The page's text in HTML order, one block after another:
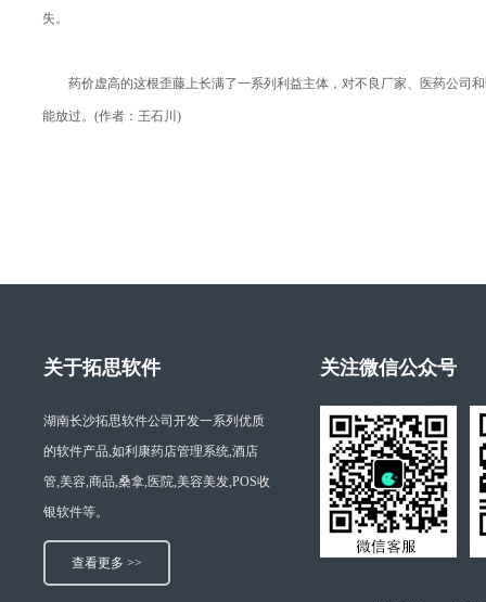
失。
药价虚高的这根歪藤上长满了一系列利益主体，对不良厂家、医药公司和
能放过。(作者：王石川)
关于拓思软件
湖南长沙拓思软件公司开发一系列优质
的软件产品,如利康药店管理系统,酒店
管,美容,商品,桑拿,医院,美容美发,POS收
银软件等。
查看更多 >>
关注微信公众号